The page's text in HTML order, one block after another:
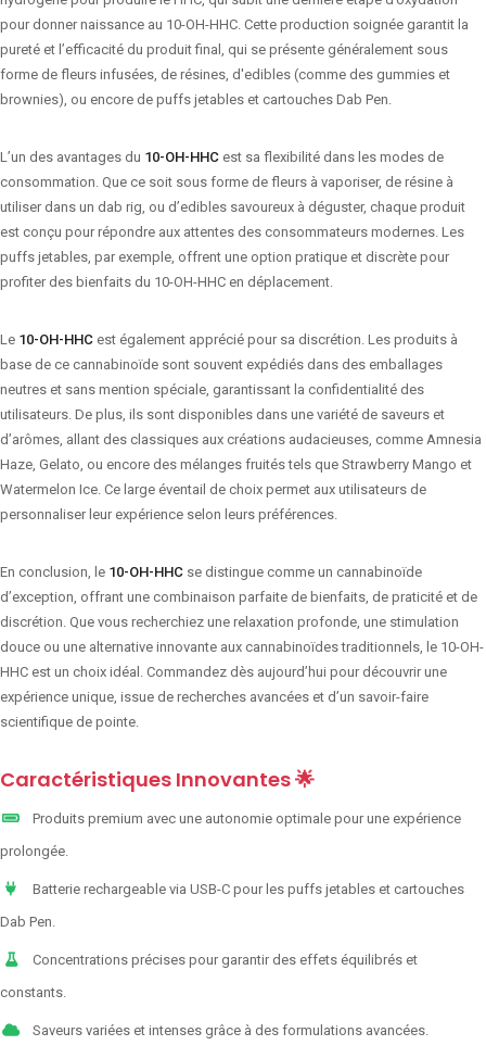
pour donner naissance au 10-OH-HHC. Cette production soignée garantit la
pureté et l’efficacité du produit final, qui se présente généralement sous
forme de fleurs infusées, de résines, d'edibles (comme des gummies et
brownies), ou encore de puffs jetables et cartouches Dab Pen.
L’un des avantages du 10-OH-HHC est sa flexibilité dans les modes de
consommation. Que ce soit sous forme de fleurs à vaporiser, de résine à
utiliser dans un dab rig, ou d’edibles savoureux à déguster, chaque produit
est conçu pour répondre aux attentes des consommateurs modernes. Les
puffs jetables, par exemple, offrent une option pratique et discrète pour
profiter des bienfaits du 10-OH-HHC en déplacement.
Le 10-OH-HHC est également apprécié pour sa discrétion. Les produits à
base de ce cannabinoïde sont souvent expédiés dans des emballages
neutres et sans mention spéciale, garantissant la confidentialité des
utilisateurs. De plus, ils sont disponibles dans une variété de saveurs et
d’arômes, allant des classiques aux créations audacieuses, comme Amnesia
Haze, Gelato, ou encore des mélanges fruités tels que Strawberry Mango et
Watermelon Ice. Ce large éventail de choix permet aux utilisateurs de
personnaliser leur expérience selon leurs préférences.
En conclusion, le 10-OH-HHC se distingue comme un cannabinoïde
d’exception, offrant une combinaison parfaite de bienfaits, de praticité et de
discrétion. Que vous recherchiez une relaxation profonde, une stimulation
douce ou une alternative innovante aux cannabinoïdes traditionnels, le 10-OH-
HHC est un choix idéal. Commandez dès aujourd’hui pour découvrir une
expérience unique, issue de recherches avancées et d’un savoir-faire
scientifique de pointe.
Caractéristiques Innovantes 🌟
Produits premium avec une autonomie optimale pour une expérience
prolongée.
Batterie rechargeable via USB-C pour les puffs jetables et cartouches
Dab Pen.
Concentrations précises pour garantir des effets équilibrés et
constants.
Saveurs variées et intenses grâce à des formulations avancées.